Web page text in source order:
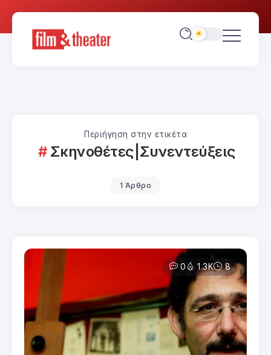
Περιήγηση στην ετικέτα
Σκηνοθέτες|Συνεντεύξεις
1 Άρθρο
0 1.3K 8